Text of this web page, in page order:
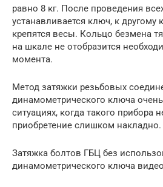
равно 8 кг. После проведения
устанавливается ключ, к другому
крепятся весы. Кольцо безмена
на шкале не отобразится
момента.
Метод затяжки резьбовых
динамометрического ключа
ситуациях, когда такого прибора
приобретение слишком накладно.
Затяжка болтов ГБЦ без
динамометрического ключа